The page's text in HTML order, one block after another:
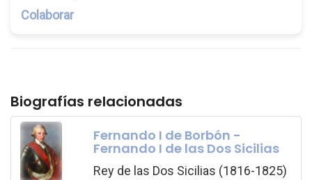
Colaborar
Biografías relacionadas
Fernando I de Borbón -
Fernando I de las Dos Sicilias
Rey de las Dos Sicilias (1816-1825)